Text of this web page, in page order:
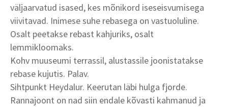
väljaarvatud isased, kes mõnikord iseseisvumisega
viivitavad. Inimese suhe rebasega on vastuoluline.
Osalt peetakse rebast kahjuriks, osalt
lemmikloomaks.
Kohv muuseumi terrassil, alustassile joonistatakse
rebase kujutis. Palav.
Sihtpunkt Heydalur. Keerutan läbi hulga fjorde.
Rannajoont on nad siin endale kõvasti kahmanud ja